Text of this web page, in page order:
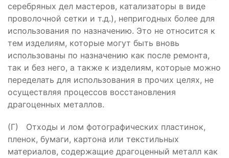
серебряных дел мастеров, катализаторы в виде
проволочной сетки и т.д.), непригодных более для
использования по назначению. Это не относится к
тем изделиям, которые могут быть вновь
использованы по назначению как после ремонта,
так и без него, а также к изделиям, которые можно
переделать для использования в прочих целях, не
осуществляя процессов восстановления
драгоценных металлов.
(Г) Отходы и лом фотографических пластинок,
пленок, бумаги, картона или текстильных
материалов, содержащие драгоценный металл как